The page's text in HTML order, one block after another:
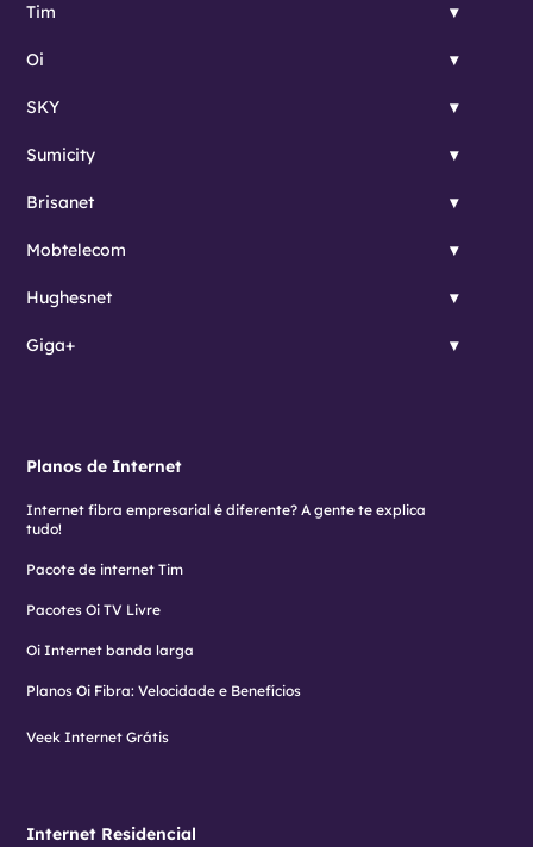
Tim
Oi
SKY
Sumicity
Brisanet
Mobtelecom
Hughesnet
Giga+
Planos de Internet
Internet fibra empresarial é diferente? A gente te explica
tudo!
Pacote de internet Tim
Pacotes Oi TV Livre
Oi Internet banda larga
Planos Oi Fibra: Velocidade e Benefícios
Veek Internet Grátis
Internet Residencial